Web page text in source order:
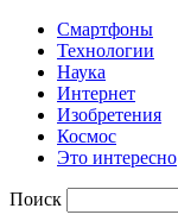
Смартфоны
Технологии
Наука
Интернет
Изобретения
Космос
Это интересно
Поиск